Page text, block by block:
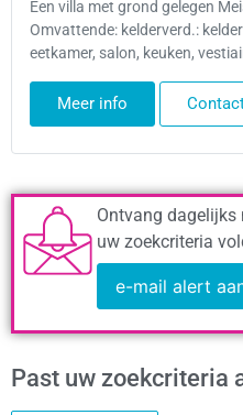
Een villa met grond gelegen
Omvattende: kelderverd.:
eetkamer, salon, keuken,
Meer info
Ontvang dagelijks
uw zoekcriteria
e-mail alert
Past uw zoekcriteria